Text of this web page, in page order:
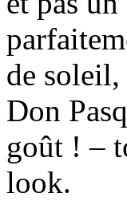
de soleil,
Don
goût ! –
look.